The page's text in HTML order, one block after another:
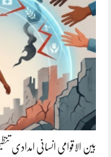
بین الاقوامی انسانی امدادی